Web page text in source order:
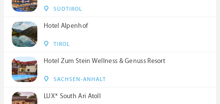
SÜDTIROL
Hotel Alpenhof
TIROL
Hotel Zum Stein Wellness & Genuss Resort
SACHSEN-ANHALT
LUX* South Ari Atoll